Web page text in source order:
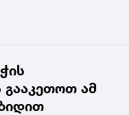
გააკეთოთ ამ